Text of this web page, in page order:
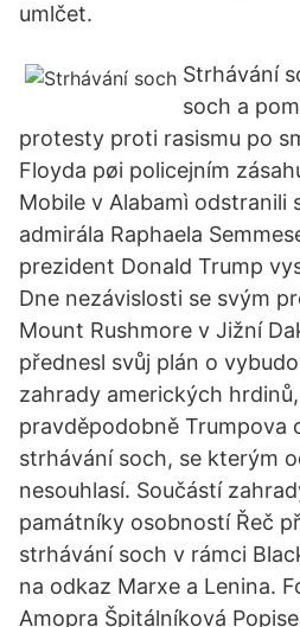
umlčet.
Strhávání
soch a
protesty proti rasismu po
Floyda pøi policejním
Mobile v Alabamì odstranili
admirála Raphaela
prezident Donald Trump
Dne nezávislosti se svým
Mount Rushmore v Jižní
přednesl svůj plán o
zahrady amerických
pravděpodobně Trumpova
strhávání soch, se kterým
nesouhlasí. Součástí
památníky osobností Řeč
strhávání soch v rámci
na odkaz Marxe a Lenina.
Amopra Špitálníková